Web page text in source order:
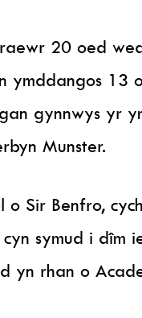
20 oed
ymddangos 13
gynnwys yr
Munster.
o Sir Benfro,
symud i dîm
yn rhan o